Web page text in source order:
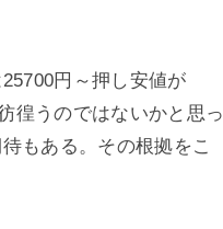
円～押し安値が
徨うのではないかと思っ
もある。その根拠をこ